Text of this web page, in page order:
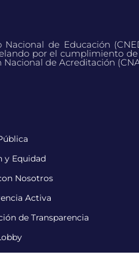
de Educación
por el cumplimiento
de Acreditación
y Equidad
Nosotros
Activa
de Transparencia